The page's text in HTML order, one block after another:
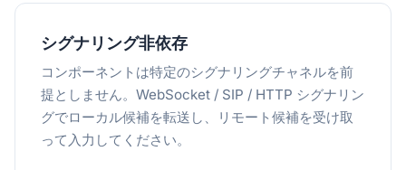
シグナリング非依存
コンポーネントは特定のシグナリングチャネルを前
提としません。WebSocket / SIP / HTTP シグナリン
グでローカル候補を転送し、リモート候補を受け取
って入力してください。